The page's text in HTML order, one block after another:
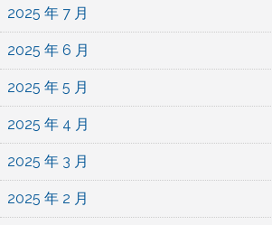
2025 年 7 月
2025 年 6 月
2025 年 5 月
2025 年 4 月
2025 年 3 月
2025 年 2 月